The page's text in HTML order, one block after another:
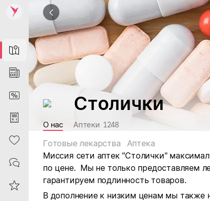
Map
News
DiscountCard
Purchases
Heart
Contacts
Reviews
Столички
О нас Аптеки 1248
Готовые лекарства
Аптека
Миссия сети аптек "Столички"
по цене. Мы не только предоставляем
гарантируем подлинность товаров.
В дополнение к низким ценам мы также